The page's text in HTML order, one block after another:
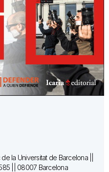
la Universitat de Barcelona ||
|| 08007 Barcelona